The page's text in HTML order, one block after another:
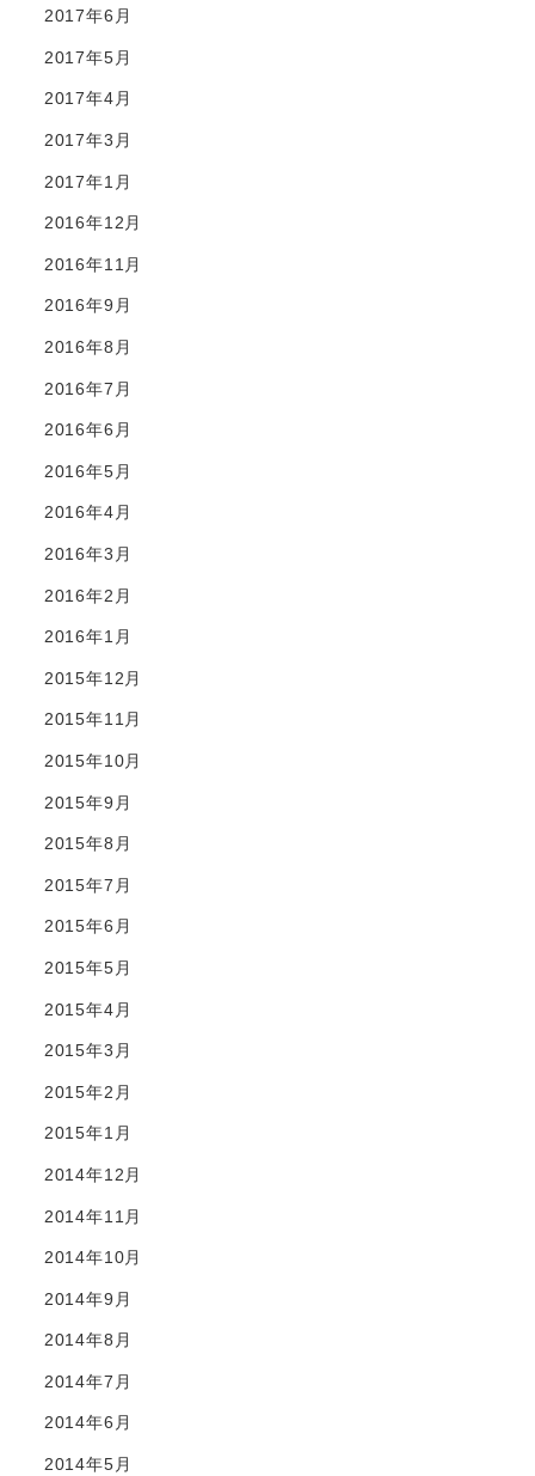
2017年6月
2017年5月
2017年4月
2017年3月
2017年1月
2016年12月
2016年11月
2016年9月
2016年8月
2016年7月
2016年6月
2016年5月
2016年4月
2016年3月
2016年2月
2016年1月
2015年12月
2015年11月
2015年10月
2015年9月
2015年8月
2015年7月
2015年6月
2015年5月
2015年4月
2015年3月
2015年2月
2015年1月
2014年12月
2014年11月
2014年10月
2014年9月
2014年8月
2014年7月
2014年6月
2014年5月